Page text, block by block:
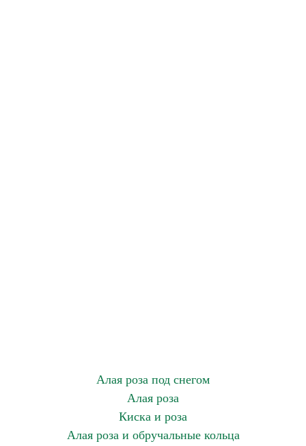
Алая роза под снегом
Алая роза
Киска и роза
Алая роза и обручальные кольца